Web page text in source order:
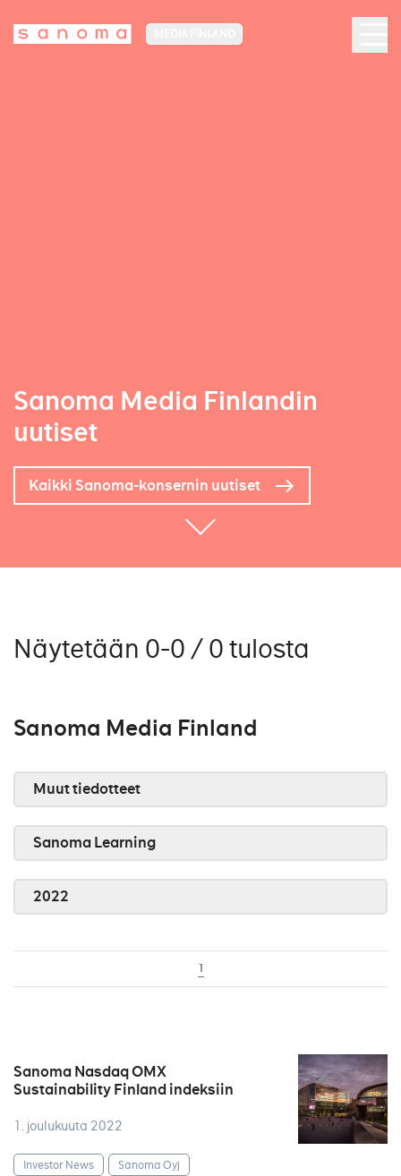
Sanoma Media Finlandin
uutiset
Kaikki Sanoma-konsernin uutiset
Näytetään 0-0 / 0 tulosta
Sanoma Media Finland
Muut tiedotteet
Sanoma Learning
2022
1
Sanoma Nasdaq OMX
Sustainability Finland indeksiin
1. joulukuuta 2022
Investor News
Sanoma Oyj